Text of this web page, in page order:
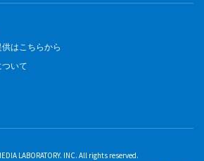
はこちらから
いて
LABORATORY. INC. All rights reserved.